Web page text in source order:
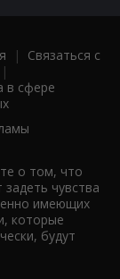
| Связаться с
|
в сфере
о том, что
чувства
имеющих
которые
будут